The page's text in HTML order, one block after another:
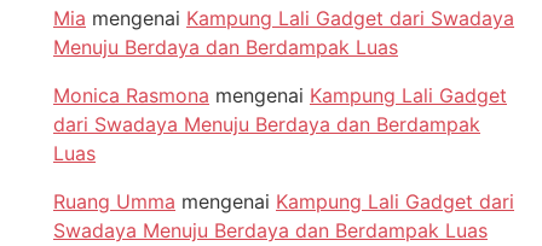
Mia mengenai Kampung Lali Gadget dari Swadaya
Menuju Berdaya dan Berdampak Luas
Monica Rasmona mengenai Kampung Lali Gadget
dari Swadaya Menuju Berdaya dan Berdampak
Luas
Ruang Umma mengenai Kampung Lali Gadget dari
Swadaya Menuju Berdaya dan Berdampak Luas